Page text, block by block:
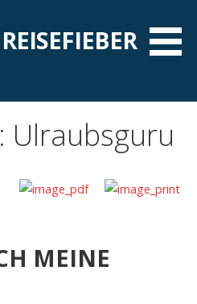
Ulraubsguru
MEINE